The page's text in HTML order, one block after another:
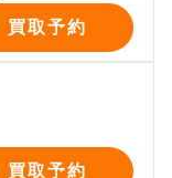
買取予約
買取予約